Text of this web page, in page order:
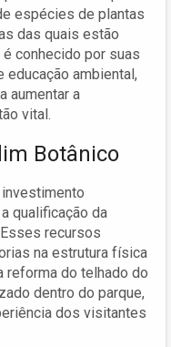
espécies de plantas
das quais estão
conhecido por suas
ambiental,
aumentar a
vital.
Botânico
qualificação da
recursos
na estrutura física
do telhado do
dentro do parque,
dos visitantes